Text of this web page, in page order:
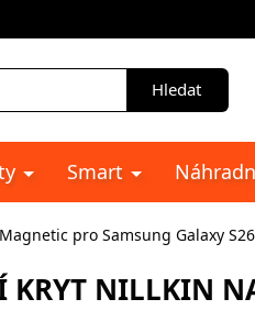
Hledat
Smart
pro Samsung Galaxy
KRYT NILLKIN